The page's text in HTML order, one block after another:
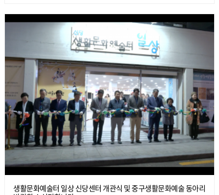
생활문화예술터 일상 신당센터 개관식 및 중구생활문화예술 동아리